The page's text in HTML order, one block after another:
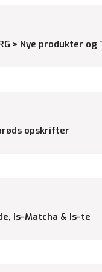
> Nye produkter og
opskrifter
Is-Matcha & Is-te